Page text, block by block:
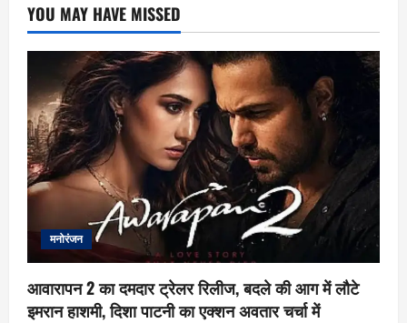
YOU MAY HAVE MISSED
मनोरंजन
आवारापन 2 का दमदार ट्रेलर रिलीज, बदले की आग में लौटे
इमरान हाशमी, दिशा पाटनी का एक्शन अवतार चर्चा में